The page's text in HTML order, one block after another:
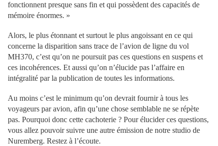
fonctionnent presque sans fin et qui possèdent des capacités de
mémoire énormes. »
Alors, le plus étonnant et surtout le plus angoissant en ce qui
concerne la disparition sans trace de l’avion de ligne du vol
MH370, c’est qu’on ne poursuit pas ces questions en suspens et
ces incohérences. Et aussi qu’on n’élucide pas l’affaire en
intégralité par la publication de toutes les informations.
Au moins c’est le minimum qu’on devrait fournir à tous les
voyageurs par avion, afin qu’une chose semblable ne se répète
pas. Pourquoi donc cette cachoterie ? Pour élucider ces questions,
vous allez pouvoir suivre une autre émission de notre studio de
Nuremberg. Restez à l’écoute.